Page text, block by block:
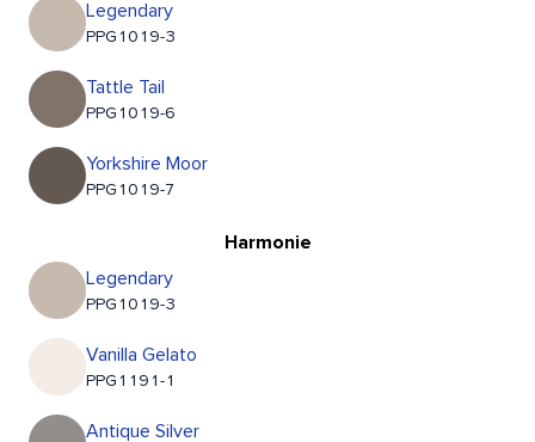
Legendary
PPG1019-3
Tattle Tail
PPG1019-6
Yorkshire Moor
PPG1019-7
Harmonie
Legendary
PPG1019-3
Vanilla Gelato
PPG1191-1
Antique Silver